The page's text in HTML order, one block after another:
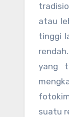
atau
tinggi
yang
suatu